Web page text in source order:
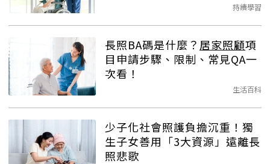
持續學習
長照BA碼是什麼？ 居家照顧項
目申請步驟、限制、常見QA一
次看！
生活百科
少子化社會照護負擔沉重！獨
生子女善用「3大資源」遠離長
照悲歌